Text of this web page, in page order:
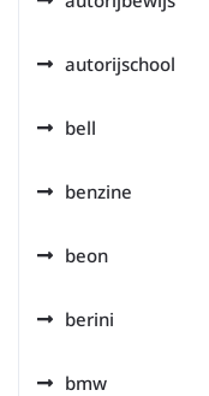
autorijschool
bell
benzine
beon
berini
bmw